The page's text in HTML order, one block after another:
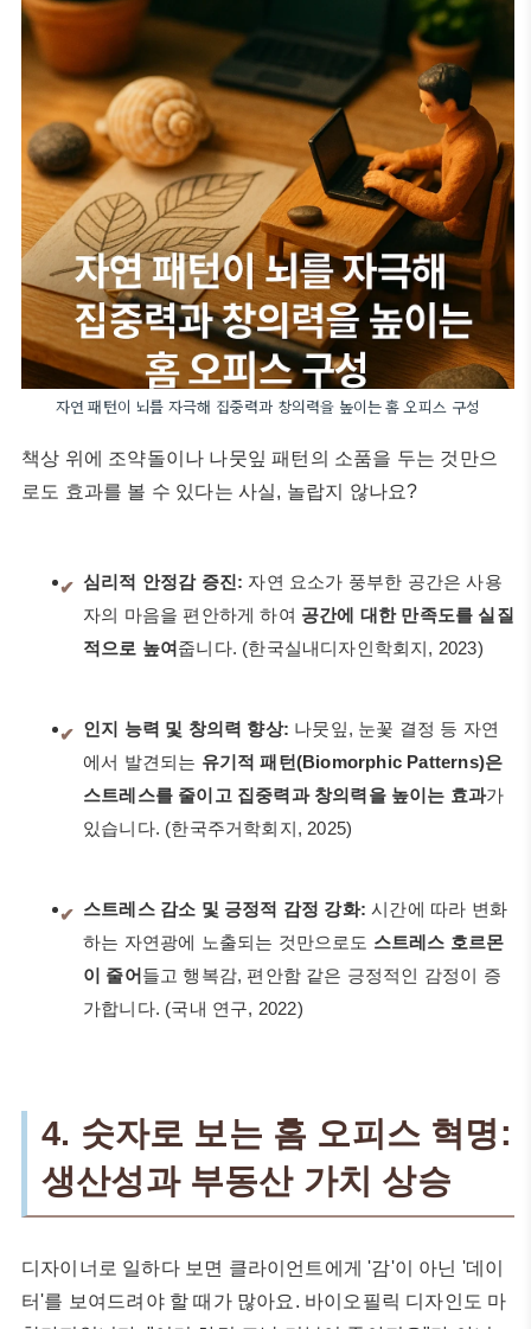
자연 패턴이 뇌를 자극해 집중력과 창의력을 높이는 홈 오피스 구성
책상 위에 조약돌이나 나뭇잎 패턴의 소품을 두는 것만으
로도 효과를 볼 수 있다는 사실, 놀랍지 않나요?
✔ 심리적 안정감 증진: 자연 요소가 풍부한 공간은 사용
자의 마음을 편안하게 하여 공간에 대한 만족도를 실질
적으로 높여줍니다. (한국실내디자인학회지, 2023)
✔ 인지 능력 및 창의력 향상: 나뭇잎, 눈꽃 결정 등 자연
에서 발견되는 유기적 패턴(Biomorphic Patterns)은
스트레스를 줄이고 집중력과 창의력을 높이는 효과가
있습니다. (한국주거학회지, 2025)
✔ 스트레스 감소 및 긍정적 감정 강화: 시간에 따라 변화
하는 자연광에 노출되는 것만으로도 스트레스 호르몬
이 줄어들고 행복감, 편안함 같은 긍정적인 감정이 증
가합니다. (국내 연구, 2022)
4. 숫자로 보는 홈 오피스 혁명:
생산성과 부동산 가치 상승
디자이너로 일하다 보면 클라이언트에게 '감'이 아닌 '데이
터'를 보여드려야 할 때가 많아요. 바이오필릭 디자인도 마